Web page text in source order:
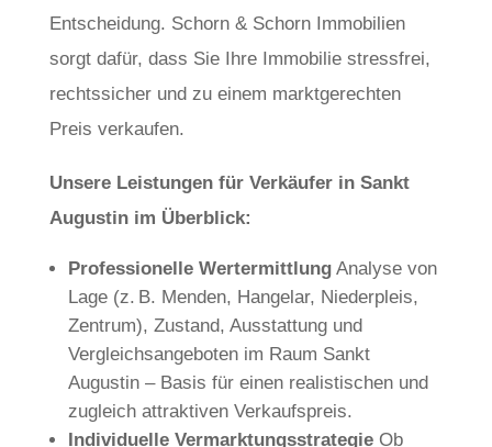
Entscheidung. Schorn & Schorn Immobilien
sorgt dafür, dass Sie Ihre Immobilie stressfrei,
rechtssicher und zu einem marktgerechten
Preis verkaufen.
Unsere Leistungen für Verkäufer in Sankt
Augustin im Überblick:
Professionelle WertermittlungAnalyse von
Lage (z. B. Menden, Hangelar, Niederpleis,
Zentrum), Zustand, Ausstattung und
Vergleichsangeboten im Raum Sankt
Augustin – Basis für einen realistischen und
zugleich attraktiven Verkaufspreis.
Individuelle VermarktungsstrategieOb